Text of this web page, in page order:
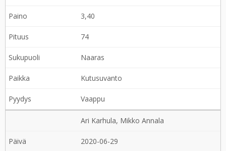
3,40
74
Naaras
Kutusuvanto
Vaappu
Ari Karhula, Mikko Annala
2020-06-29